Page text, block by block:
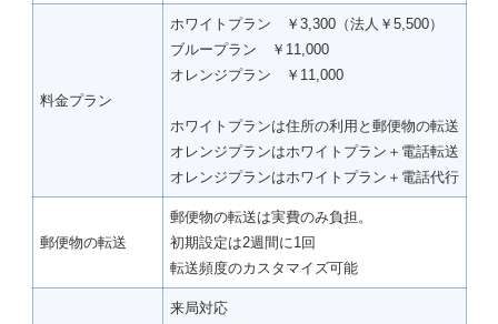
料金プラン
ホワイトプラン ￥3,300（法人￥5,500）
ブループラン ￥11,000
オレンジプラン ￥11,000
ホワイトプランは住所の利用と郵便物の転送
オレンジプランはホワイトプラン＋電話転送
オレンジプランはホワイトプラン＋電話代行
郵便物の転送
郵便物の転送は実費のみ負担。
初期設定は2週間に1回
転送頻度のカスタマイズ可能
来局対応